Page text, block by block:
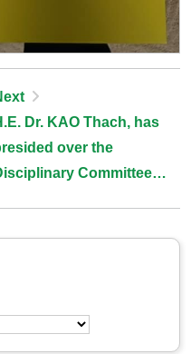
Dr. KAO Thach, has
over the
Committee